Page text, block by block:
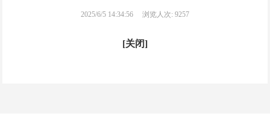
2025/6/5 14:34:56 浏览人次: 9257
[关闭]